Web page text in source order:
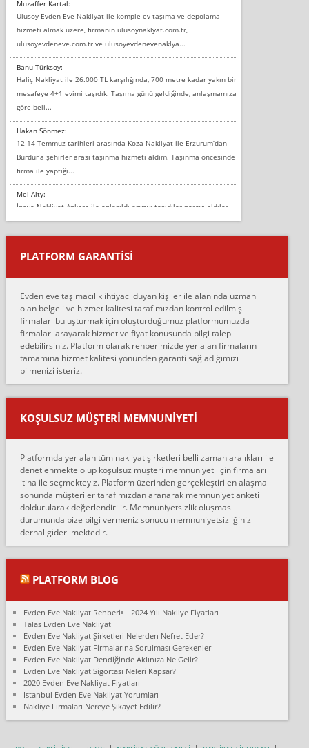
Muzaffer Kartal:
Ulusoy Evden Eve Nakliyat ile komple ev taşıma ve depolama
hizmeti almak üzere, firmanın ulusoynaklyat.com.tr,
ulusoyevdeneve.com.tr ve ulusoyevdenevenaklya...
Banu Türksoy:
Haliç Nakliyat ile 26.000 TL karşılığında, 700 metre kadar yakın bir
mesafeye 4+1 evimi taşıdık. Taşıma günü geldiğinde, anlaşmamıza
göre beli...
Hakan Sönmez:
12-14 Temmuz tarihleri arasında Koza Nakliyat ile Erzurum’dan
Burdur’a şehirler arası taşınma hizmeti aldım. Taşınma öncesinde
firma ile yaptığı...
Mel Alty:
İnova Nakliyat Ankara ile anlaşıldı eşyayı taşıdılar parayı aldılar.
Salon duvarına bir baktım birisi boydan alüminyum renkli bantı
yapıştırm...
Murat:
çalıştıklarını, müş...
Ahmet:
Lüleburgaz güngünes evden eve naklyat eşyalarımı taşımak için
anlaştık sabah eve geldiklerinde de eşyalarımı düzgün şekilde
sarcaz demelerine r...
mehmet güldü:
Ankara ALİCANLAR NAKLİYAT Tutarsız ve ticari ahlak problemleri
var verdikleri fiyat teklifini arttırdılar. Sonrasında taşıma gününde
oldukça tutarsı...
Ankara Alicanlar naklyat tel 5465524025. 2600 TL'ye ankaradan
Konya ya Alicanlar naklyat la anlaştık bu şahıs evin taşınacağı gün
fiyatın mazoto gele...
Fatih kokmese:
Diyarbakır dan eşyamı getirtmek için anlaştım sözleşme yaptım.
Son anda fiyat artırdılar.. mecburiyetten tasittim.. bu kişiler ağrılı
Ali:
olduk. Asansörlü dediler sonra uraya asansör kurulmaz dediler
fark istediler. ortada asa...
Nimet:
Ben 2021 Ağustos ilk haftası Evimi taşıdım yani İstanbul'un bir
Mahallesi'nden bir başka Mahallesi'ne yani Ümraniye bölgesinde
oturuyorum önceleri ara...
Nimet Köse:
Merhaba ben 2021 Ağustos ilk haftası evimi Ümraniye'den Çok
Hancıoğlu naklyatla taşındım...
PLATFORM GARANTİSİ
Evden eve taşımacılık ihtiyacı duyan kişiler ile alanında uzman
olan belgeli ve hizmet kalitesi tarafımızdan kontrol edilmiş
firmaları buluşturmak için oluşturduğumuz platformumuzda
firmaları arayarak hizmet ve fiyat konusunda bilgi talep
edebilirsiniz. Platform olarak rehberimizde yer alan firmaların
tamamına hizmet kalitesi yönünden garanti sağladığımızı
bilmenizi isteriz.
KOŞULSUZ MÜŞTERI MEMNUNIYETI
Platformda yer alan tüm nakliyat şirketleri belli zaman aralıkları ile
denetlenmekte olup koşulsuz müşteri memnuniyeti için firmaları
itina ile seçmekteyiz. Platform üzerinden gerçekleştirilen alaşma
sonunda müşteriler tarafımızdan aranarak memnuniyet anketi
doldurularak değerlendirilir. Memnuniyetsizlik oluşması
durumunda bize bilgi vermeniz sonucu memnuniyetsizliğiniz
derhal giderilmektedir.
PLATFORM BLOG
Evden Eve Nakliyat Rehberi
2024 Yılı Nakliye Fiyatları
Talas Evden Eve Nakliyat
Evden Eve Nakliyat Şirketleri Nelerden Nefret Eder?
Evden Eve Nakliyat Firmalarına Sorulması Gerekenler
Evden Eve Nakliyat Dendiğinde Aklınıza Ne Gelir?
Evden Eve Nakliyat Sigortası Neleri Kapsar?
2020 Evden Eve Nakliyat Fiyatları
İstanbul Evden Eve Nakliyat Yorumları
Nakliye Firmaları Nereye Şikayet Edilir?